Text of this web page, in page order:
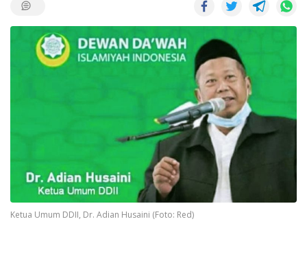
Ketua Umum DDII, Dr. Adian Husaini (Foto: Red)